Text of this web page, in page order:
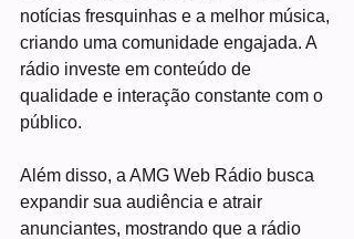
notícias fresquinhas e a melhor música,
criando uma comunidade engajada. A
rádio investe em conteúdo de
qualidade e interação constante com o
público.
Além disso, a AMG Web Rádio busca
expandir sua audiência e atrair
anunciantes, mostrando que a rádio